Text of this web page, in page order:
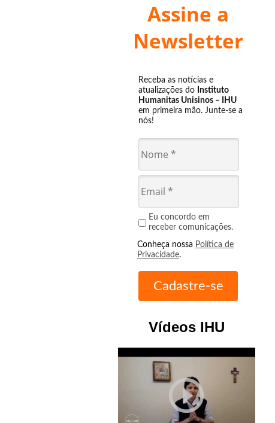
Assine a
Newsletter
Receba as notícias e
atualizações do Instituto
Humanitas Unisinos – IHU
em primeira mão. Junte-se a
nós!
Eu concordo em
receber comunicações.
Conheça nossa Política de
Privacidade.
Vídeos IHU
play_circle_outline